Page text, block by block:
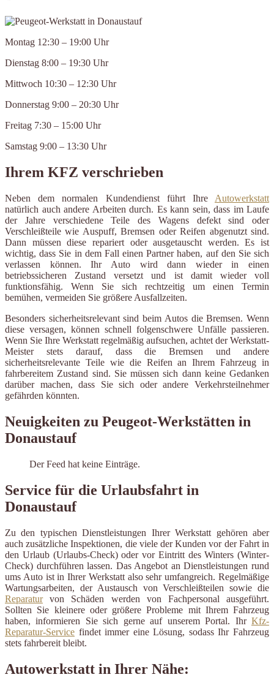
Montag 12:30 – 19:00 Uhr
Dienstag 8:00 – 19:30 Uhr
Mittwoch 10:30 – 12:30 Uhr
Donnerstag 9:00 – 20:30 Uhr
Freitag 7:30 – 15:00 Uhr
Samstag 9:00 – 13:30 Uhr
Ihrem KFZ verschrieben
Neben dem normalen Kundendienst führt Ihre Autowerkstatt
natürlich auch andere Arbeiten durch. Es kann sein, dass im Laufe
der Jahre verschiedene Teile des Wagens defekt sind oder
Verschleißteile wie Auspuff, Bremsen oder Reifen abgenutzt sind.
Dann müssen diese repariert oder ausgetauscht werden. Es ist
wichtig, dass Sie in dem Fall einen Partner haben, auf den Sie sich
verlassen können. Ihr Auto wird dann wieder in einen
betriebssicheren Zustand versetzt und ist damit wieder voll
funktionsfähig. Wenn Sie sich rechtzeitig um einen Termin
bemühen, vermeiden Sie größere Ausfallzeiten.
Besonders sicherheitsrelevant sind beim Autos die Bremsen. Wenn
diese versagen, können schnell folgenschwere Unfälle passieren.
Wenn Sie Ihre Werkstatt regelmäßig aufsuchen, achtet der Werkstatt-
Meister stets darauf, dass die Bremsen und andere
sicherheitsrelevante Teile wie die Reifen an Ihrem Fahrzeug in
fahrbereitem Zustand sind. Sie müssen sich dann keine Gedanken
darüber machen, dass Sie sich oder andere Verkehrsteilnehmer
gefährden könnten.
Neuigkeiten zu Peugeot-Werkstätten in
Donaustauf
Der Feed hat keine Einträge.
Service für die Urlaubsfahrt in
Donaustauf
Zu den typischen Dienstleistungen Ihrer Werkstatt gehören aber
auch zusätzliche Inspektionen, die viele der Kunden vor der Fahrt in
den Urlaub (Urlaubs-Check) oder vor Eintritt des Winters (Winter-
Check) durchführen lassen. Das Angebot an Dienstleistungen rund
ums Auto ist in Ihrer Werkstatt also sehr umfangreich. Regelmäßige
Wartungsarbeiten, der Austausch von Verschleißteilen sowie die
Reparaturvon Schäden werden von Fachpersonal ausgeführt.
Sollten Sie kleinere oder größere Probleme mit Ihrem Fahrzeug
haben, informieren Sie sich gerne auf unserem Portal. Ihr Kfz-
Reparatur-Service findet immer eine Lösung, sodass Ihr Fahrzeug
stets fahrbereit bleibt.
Autowerkstatt in Ihrer Nähe: